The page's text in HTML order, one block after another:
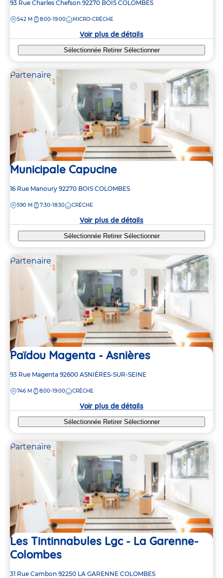
Adresse
la
93 Rue Charles Chefson 92270 BOIS COLOMBES
DISTANCE
542 M 8:00-19:00 MICRO-CRÈCHE
Voir plus de détails
Sélectionnée Retirer Sélectionner
Partenaire
Municipale Capucine
Adresse
la
16 Rue Manoury 92270 BOIS COLOMBES
DISTANCE
590 M 7:30-18:30 CRÈCHE
Voir plus de détails
Sélectionnée Retirer Sélectionner
Partenaire
Païdou Magenta - Asnières
Adresse
la
93 Rue Magenta 92600 ASNIÈRES-SUR-SEINE
DISTANCE
746 M 8:00-19:00 CRÈCHE
Voir plus de détails
Sélectionnée Retirer Sélectionner
Partenaire
Les Tintinnabules Lgc - La Garenne-
Colombes
Adresse
31 Rue Cambon 92250 LA GARENNE COLOMBES